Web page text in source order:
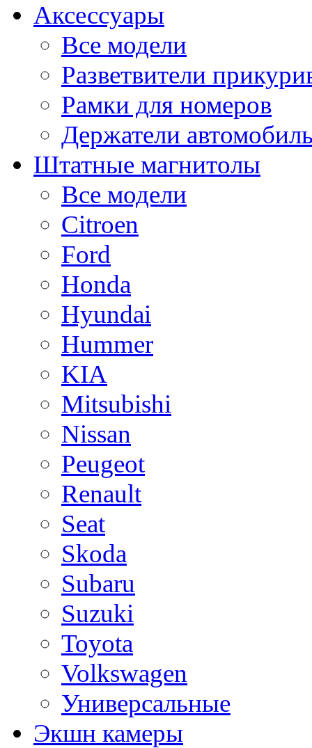
Аксессуары
Все модели
Разветвители
Рамки для номеров
Держатели
Штатные магнитолы
Все модели
Citroen
Ford
Honda
Hyundai
Hummer
KIA
Mitsubishi
Nissan
Peugeot
Renault
Seat
Skoda
Subaru
Suzuki
Toyota
Volkswagen
Универсальные
Экшн камеры